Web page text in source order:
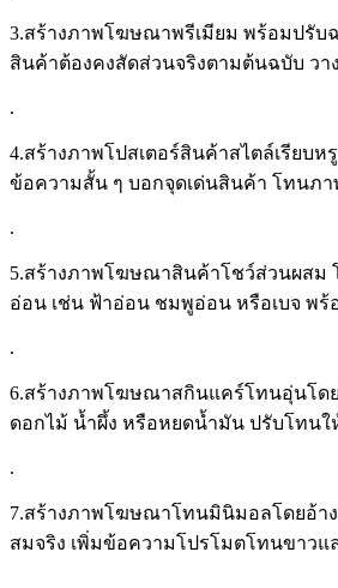
3.สร้างภาพโฆษณาพรีเมียม พร้อมปรับ
สินค้าต้องคงสัดส่วนจริงตามต้นฉบับ ว
.
4.สร้างภาพโปสเตอร์สินค้าสไตล์เรียบ
ข้อความสั้น ๆ บอกจุดเด่นสินค้า โทนภา
.
5.สร้างภาพโฆษณาสินค้าโชว์ส่วนผสม
อ่อน เช่น ฟ้าอ่อน ชมพูอ่อน หรือเบจ พร้
.
6.สร้างภาพโฆษณาสกินแคร์โทนอุ่นโด
ดอกไม้ น้ำผึ้ง หรือหยดน้ำมัน ปรับโทน
.
7.สร้างภาพโฆษณาโทนมินิมอลโดยอ้า
สมจริง เพิ่มข้อความโปรโมตโทนขาว